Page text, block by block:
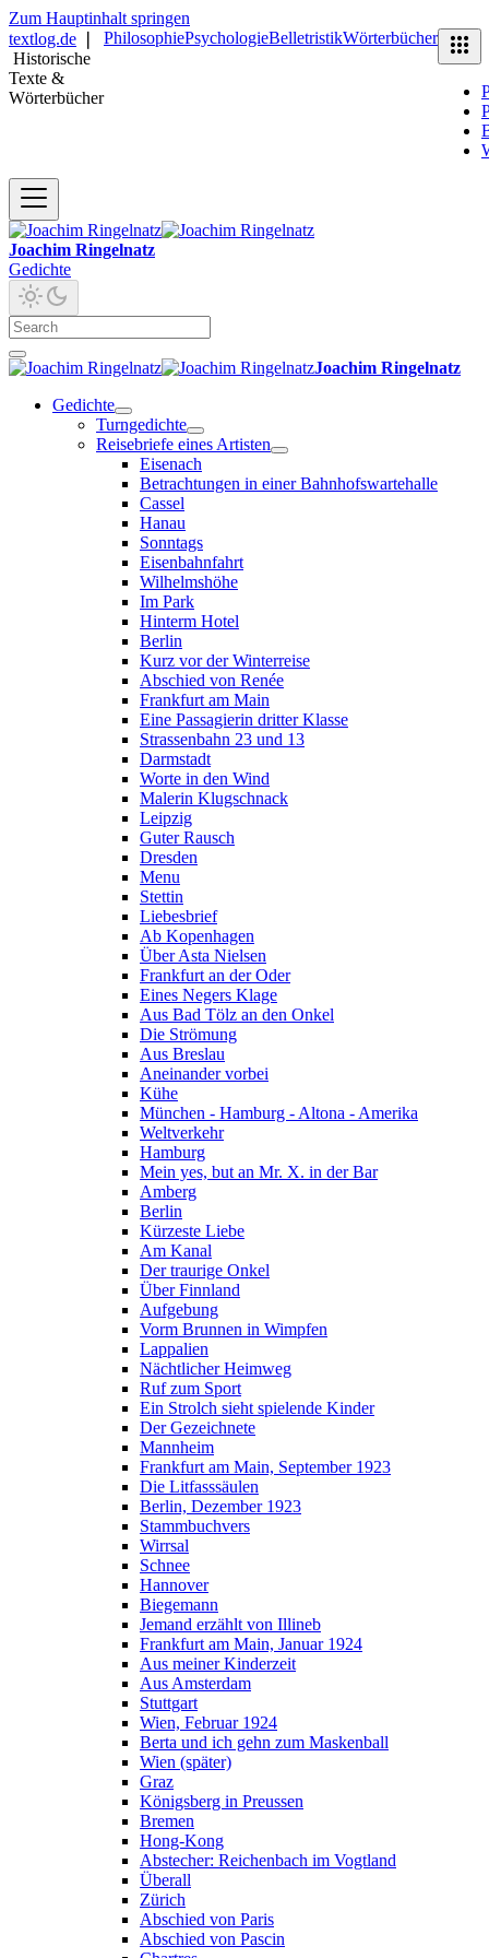
Zum Hauptinhalt springen
textlog.de
Historische
Texte &
Wörterbücher
PhilosophiePsychologieBelletristikWörterbücher
Joachim Ringelnatz
Gedichte
Joachim Ringelnatz
Gedichte
Turngedichte
Reisebriefe eines Artisten
Eisenach
Betrachtungen in einer Bahnhofswartehalle
Cassel
Hanau
Sonntags
Eisenbahnfahrt
Wilhelmshöhe
Im Park
Hinterm Hotel
Berlin
Kurz vor der Winterreise
Abschied von Renée
Frankfurt am Main
Eine Passagierin dritter Klasse
Strassenbahn 23 und 13
Darmstadt
Worte in den Wind
Malerin Klugschnack
Leipzig
Guter Rausch
Dresden
Menu
Stettin
Liebesbrief
Ab Kopenhagen
Über Asta Nielsen
Frankfurt an der Oder
Eines Negers Klage
Aus Bad Tölz an den Onkel
Die Strömung
Aus Breslau
Aneinander vorbei
Kühe
München - Hamburg - Altona - Amerika
Weltverkehr
Hamburg
Mein yes, but an Mr. X. in der Bar
Amberg
Berlin
Kürzeste Liebe
Am Kanal
Der traurige Onkel
Über Finnland
Aufgebung
Vorm Brunnen in Wimpfen
Lappalien
Nächtlicher Heimweg
Ruf zum Sport
Ein Strolch sieht spielende Kinder
Der Gezeichnete
Mannheim
Frankfurt am Main, September 1923
Die Litfasssäulen
Berlin, Dezember 1923
Stammbuchvers
Wirrsal
Schnee
Hannover
Biegemann
Jemand erzählt von Illineb
Frankfurt am Main, Januar 1924
Aus meiner Kinderzeit
Aus Amsterdam
Stuttgart
Wien, Februar 1924
Berta und ich gehn zum Maskenball
Wien (später)
Graz
Königsberg in Preussen
Bremen
Hong-Kong
Abstecher: Reichenbach im Vogtland
Überall
Zürich
Abschied von Paris
Abschied von Pascin